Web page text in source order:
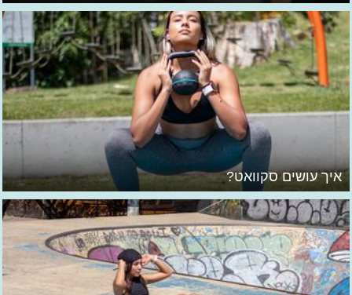
איך עושים סקוואט?